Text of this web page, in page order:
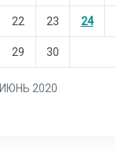
ИЮНЬ 2020
22 23 24
29 30